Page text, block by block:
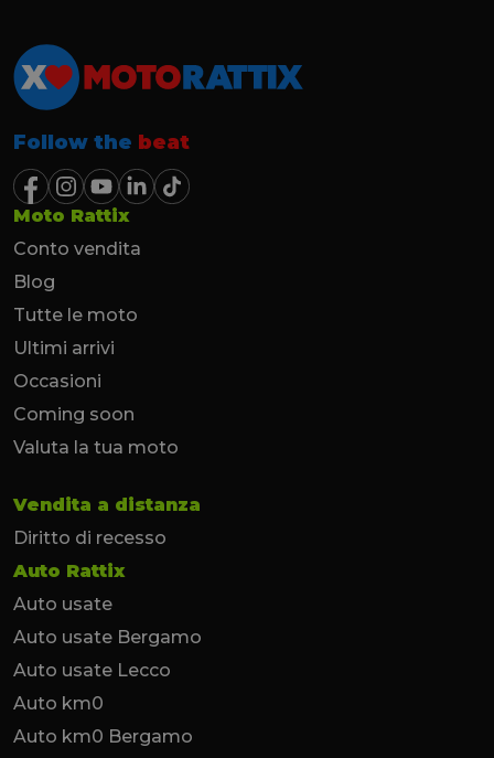
Follow the beat
Moto Rattix
Conto vendita
Blog
Tutte le moto
Ultimi arrivi
Occasioni
Coming soon
Valuta la tua moto
Vendita a distanza
Diritto di recesso
Auto Rattix
Auto usate
Auto usate Bergamo
Auto usate Lecco
Auto km0
Auto km0 Bergamo